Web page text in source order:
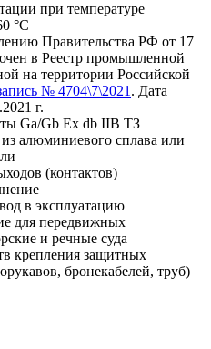
при температуре
°C
Правительства РФ от 17
в Реестр промышленной
на территории Российской
№ 4704\7\2021 . Дата
г.
Ga/Gb Ex db IIB ТЗ
алюминиевого сплава или
(контактов)
в эксплуатацию
для передвижных
и речные суда
крепления защитных
бронекабелей, труб)